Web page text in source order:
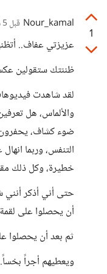
1
Nour_kamal قبل 5 سنوات
عزيزتي عفاف..
ظننتك ستقولين
لقد شاهدت
والألماس، هل
ضوء كشاف، يحفرون
التنفس، وربما
خطيرة، وكل ذلك
حتى أني أذكر أنني
أن يحصلوا على
ثم بعد أن يحصلوا
ويعطيهم أجراً